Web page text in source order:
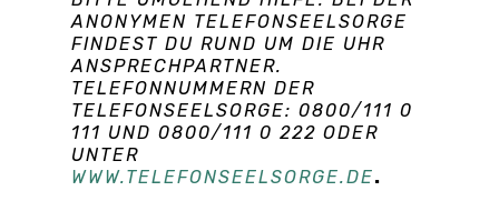
ANONYMEN TELEFONSEELSORGE
FINDEST DU RUND UM DIE UHR
ANSPRECHPARTNER.
TELEFONNUMMERN DER
TELEFONSEELSORGE: 0800/111 0
111 UND 0800/111 0 222 ODER
UNTER
WWW.TELEFONSEELSORGE.DE.